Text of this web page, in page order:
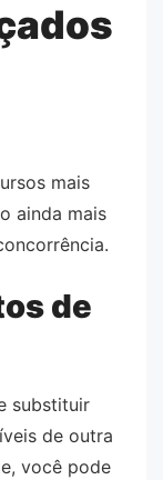
mais
ainda mais
de
substituir
de outra
você pode